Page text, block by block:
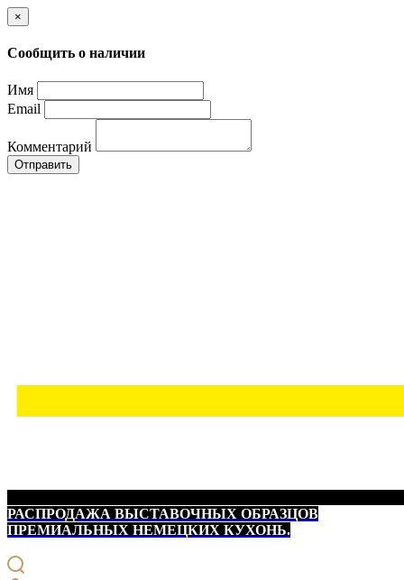
×
Сообщить о наличии
Имя
Email
Комментарий
Отправить
РАСПРОДАЖА ВЫСТАВОЧНЫХ ОБРАЗЦОВ
ПРЕМИАЛЬНЫХ НЕМЕЦКИХ КУХОНЬ.